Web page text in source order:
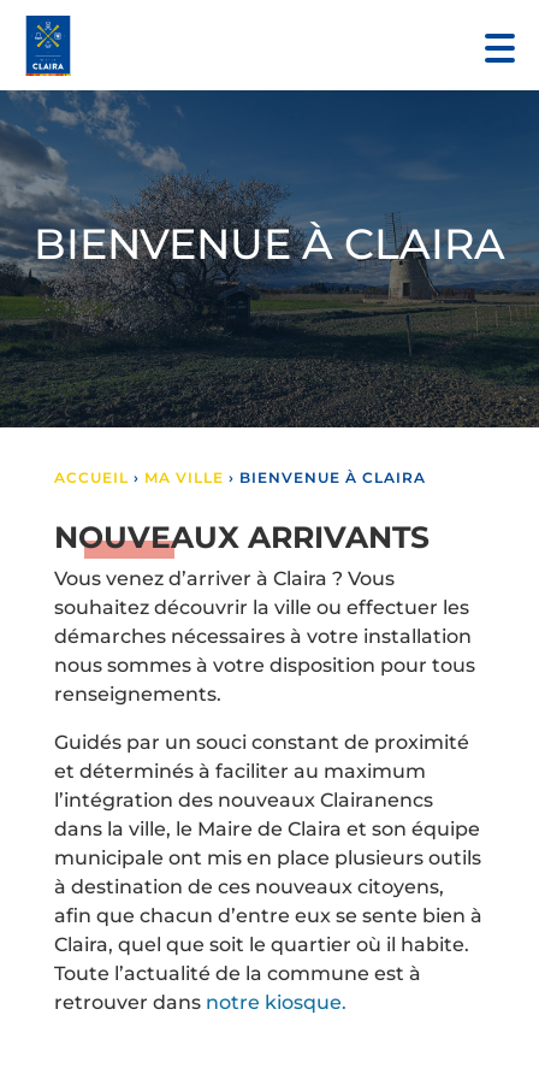
BIENVENUE À CLAIRA
ACCUEIL › MA VILLE › BIENVENUE À CLAIRA
NOUVEAUX ARRIVANTS
Vous venez d’arriver à Claira ? Vous
souhaitez découvrir la ville ou effectuer les
démarches nécessaires à votre installation
nous sommes à votre disposition pour tous
renseignements.
Guidés par un souci constant de proximité
et déterminés à faciliter au maximum
l’intégration des nouveaux Clairanencs
dans la ville, le Maire de Claira et son équipe
municipale ont mis en place plusieurs outils
à destination de ces nouveaux citoyens,
afin que chacun d’entre eux se sente bien à
Claira, quel que soit le quartier où il habite.
Toute l’actualité de la commune est à
retrouver dans notre kiosque.